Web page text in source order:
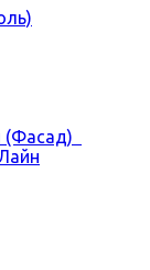
(Фасад)